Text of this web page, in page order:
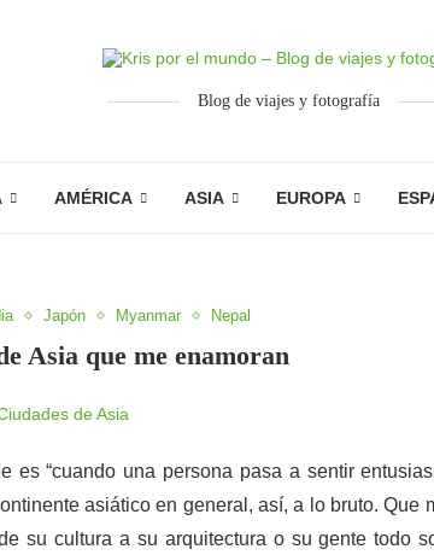
Blog de viajes y fotografía
AMÉRICA ASIA EUROPA
Japón Myanmar Nepal
Asia que me enamoran
es “cuando una persona pasa a sentir
asiático en general, así, a lo bruto. Que
su cultura a su arquitectura o su gente todo